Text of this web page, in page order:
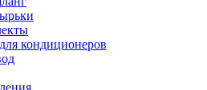
кондиционеров